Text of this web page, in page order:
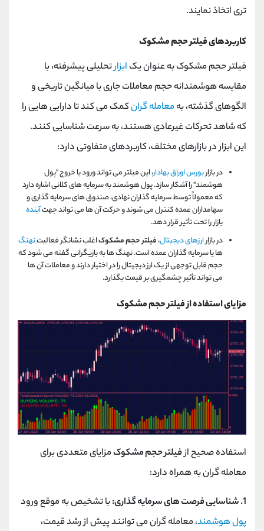
تری اتخاذ نمایند.
کاربردهای فیلتر حجم مشکوک
فیلتر حجم مشکوک به عنوان یک ابزارتحلیلی پیشرفته، با
مقایسه هوشمندانه حجم معاملات جاری با میانگین تاریخی و
الگوهای گذشته، بهمعامله گرانکمک می کند تا دارایی هایی را
که شاهد تحرکات غیرعادی هستند، به سرعت شناسایی کنند.
این ابزار در بازارهای مختلف، کاربردهای متفاوتی دارد:
در بازاربورس اوراق بهادار، این فیلتر می تواند ورود یا خروج "پول
هوشمند" را آشکار سازد. پول هوشمند به سرمایه های کلانی اشاره دارد
که معمولاً توسط سرمایه گذاران نهادی، صندوق های سرمایه گذاری و
سهامداران عمده کنترل می شوند و حرکت آن ها می تواند جهتآینده
بازار را تحت تأثیر قرار دهد.
در بازارارزهای دیجیتال،فیلتر حجم مشکوکاغلب نشانگر فعالیتنهنگ
ها یا سرمایه گذاران عمده است. نهنگ ها به بازیگرانی گفته می شود که
حجم قابل توجهی از یک ارز دیجیتال را در اختیار دارند و معاملات آن ها
می تواند تأثیر چشمگیری بر قیمت بگذارد.
مزایای استفاده از فیلتر حجم مشکوک
استفاده صحیح ازفیلتر حجم مشکوکمزایای متعددی برای
معامله گران به همراه دارد:
1. شناسایی فرصت های سرمایه گذاری:
با تشخیص به موقع ورود
پول هوشمند، معامله گران می توانند پیش از رشد قیمت،